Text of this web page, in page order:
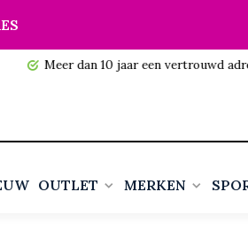
Meer dan 10 jaar een vertrouwd adres
OUTLET MERKEN